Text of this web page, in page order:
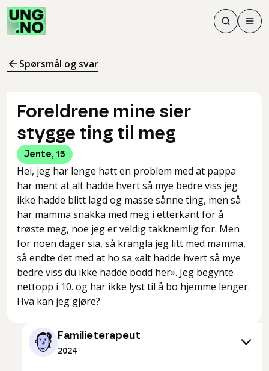
Søk
Søk
Meny
Spørsmål og svar
Foreldrene mine sier
stygge ting til meg
Jente, 15
Hei, jeg har lenge hatt en problem med at pappa
har ment at alt hadde hvert så mye bedre viss jeg
ikke hadde blitt lagd og masse sånne ting, men så
har mamma snakka med meg i etterkant for å
trøste meg, noe jeg er veldig takknemlig for. Men
for noen dager sia, så krangla jeg litt med mamma,
så endte det med at ho sa «alt hadde hvert så mye
bedre viss du ikke hadde bodd her». Jeg begynte
nettopp i 10. og har ikke lyst til å bo hjemme lenger.
Hva kan jeg gjøre?
Familieterapeut
2024